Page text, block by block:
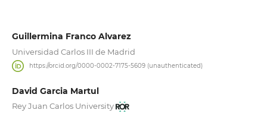
Guillermina Franco Alvarez
Universidad Carlos III de Madrid
https://orcid.org/0000-0002-7175-5609 (unauthenticated)
David Garcia Martul
Rey Juan Carlos University